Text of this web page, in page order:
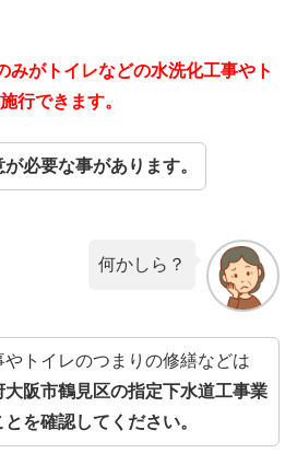
みがトイレなどの水洗化工事やト
行できます。
必要な事があります。
何かしら？
やトイレのつまりの修繕などは
大阪市鶴見区の指定下水道工事業
を確認してください。